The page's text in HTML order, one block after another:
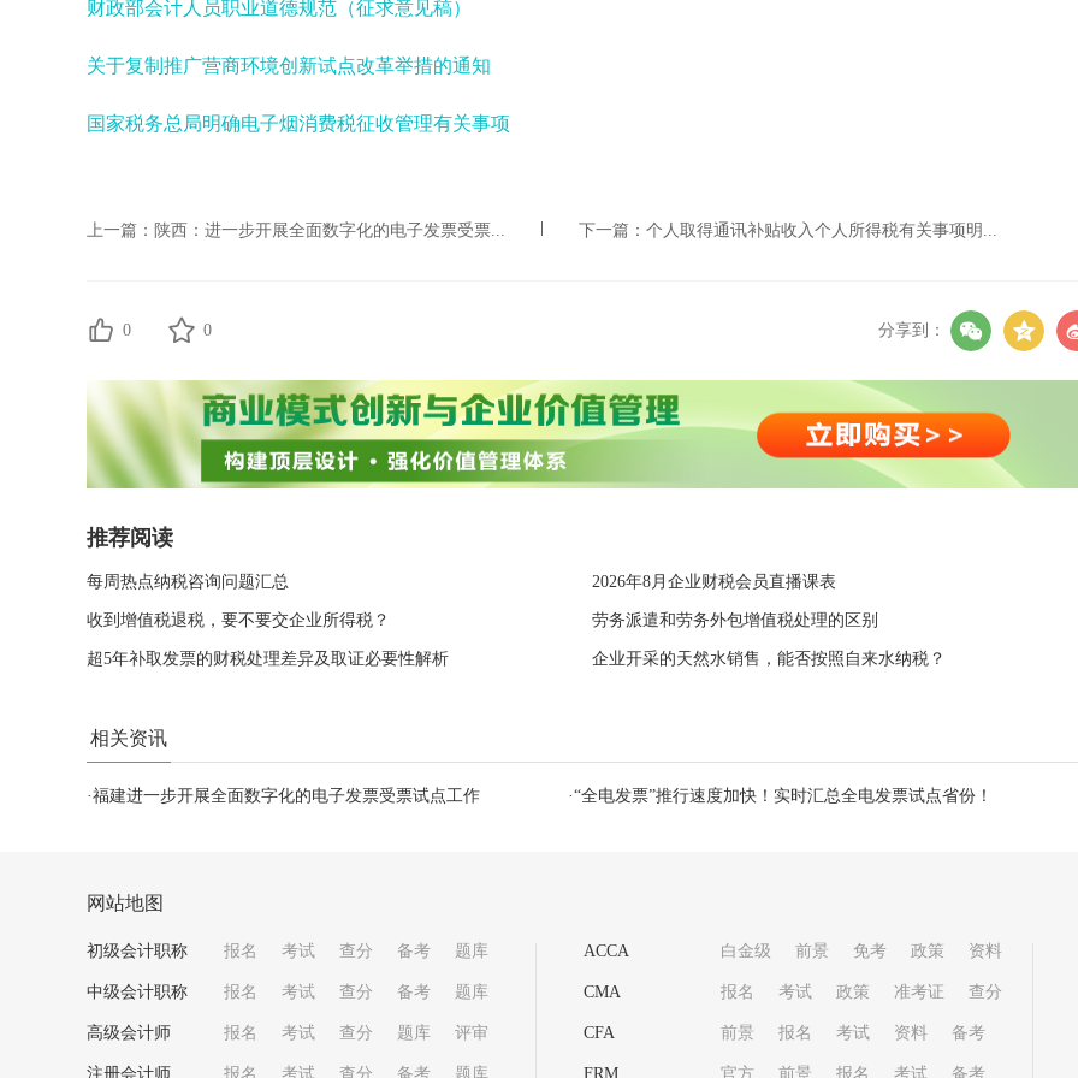
财政部会计人员职业道德规范（征求意见稿）
关于复制推广营商环境创新试点改革举措的通知
国家税务总局明确电子烟消费税征收管理有关事项
上一篇： 陕西：进一步开展全面数字化的电子发票受票... 下一篇： 个人取得通讯补贴收入个人所得税有关事项明...
0 0 分享到：
推荐阅读
每周热点纳税咨询问题汇总 2026年8月企业财税会员直播课表
收到增值税退税，要不要交企业所得税？ 劳务派遣和劳务外包增值税处理的区别
超5年补取发票的财税处理差异及取证必要性解析 企业开采的天然水销售，能否按照自来水纳税？
相关资讯
·福建进一步开展全面数字化的电子发票受票试点工作 ·“全电发票”推行速度加快！实时汇总全电发票试点省份！
网站地图
初级会计职称 报名 考试 查分 备考 题库
中级会计职称 报名 考试 查分 备考 题库
高级会计师 报名 考试 查分 题库 评审
注册会计师 报名 考试 查分 备考 题库
ACCA 白金级 前景 免考 政策 资料
CMA 报名 考试 政策 准考证 查分
CFA 前景 报名 考试 资料 备考
FRM 官方 前景 报名 考试 备考